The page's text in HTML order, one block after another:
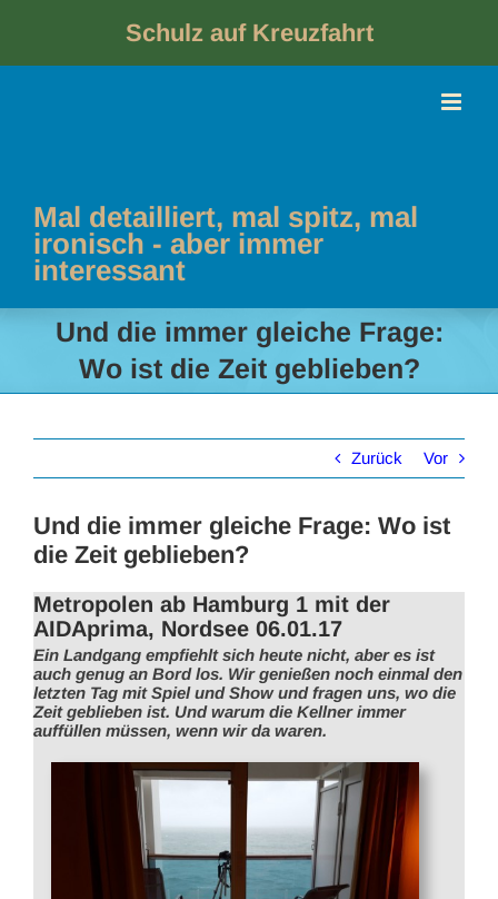
Schulz auf Kreuzfahrt
Mal detailliert, mal spitz, mal
ironisch - aber immer
interessant
Und die immer gleiche Frage:
Wo ist die Zeit geblieben?
Zurück Vor
Und die immer gleiche Frage: Wo ist
die Zeit geblieben?
Metropolen ab Hamburg 1 mit der
AIDAprima, Nordsee 06.01.17
Ein Landgang empfiehlt sich heute nicht, aber es ist
auch genug an Bord los. Wir genießen noch einmal den
letzten Tag mit Spiel und Show und fragen uns, wo die
Zeit geblieben ist. Und warum die Kellner immer
auffüllen müssen, wenn wir da waren.